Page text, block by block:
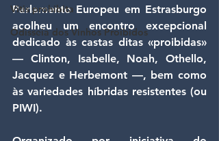
Vitis prohibita
Odisseia dos Vinhos Proibidos
Parlamento Europeu em Estrasburgo
acolheu um encontro excepcional
dedicado às castas ditas «proibidas»
— Clinton, Isabelle, Noah, Othello,
Jacquez e Herbemont —, bem como
às variedades híbridas resistentes (ou
PIWI).